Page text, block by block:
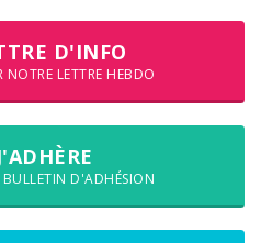
D'INFO
NOTRE LETTRE HEBDO
BULLETIN D'ADHÉSION